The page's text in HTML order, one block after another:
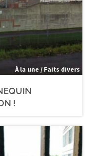
À la une / Faits divers
!